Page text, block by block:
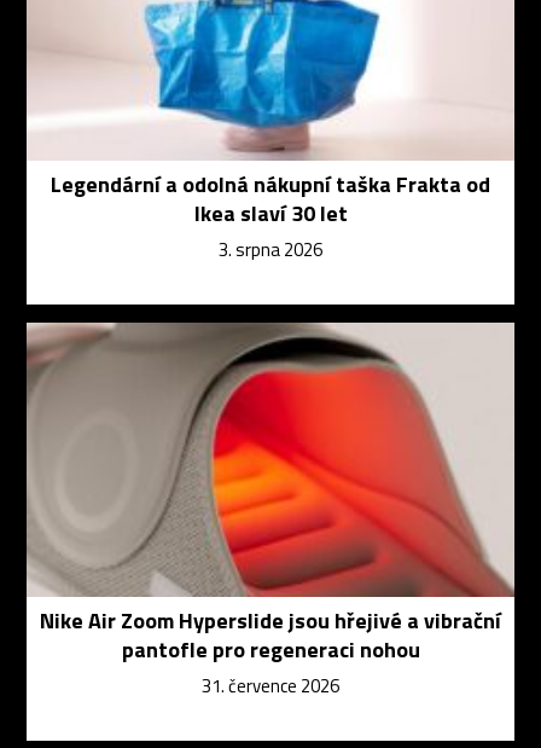
Legendární a odolná nákupní taška Frakta od
Ikea slaví 30 let
3. srpna 2026
Nike Air Zoom Hyperslide jsou hřejivé a vibrační
pantofle pro regeneraci nohou
31. července 2026